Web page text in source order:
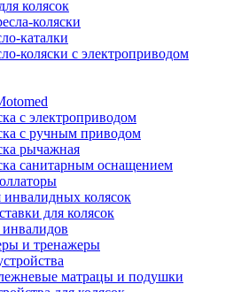
колясок
коляски
каталки
коляски с электроприводом
с электроприводом
с ручным приводом
рычажная
санитарным оснащением
колясок
для колясок
и тренажеры
матрацы и подушки